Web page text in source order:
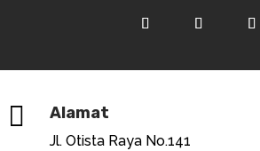
 Alamat
Jl. Otista Raya No.141